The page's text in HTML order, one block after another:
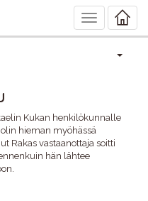
Toggle
navigation
Kukan henkilökunnalle
hieman myöhässä
Rakas vastaanottaja soitti
hän lähtee